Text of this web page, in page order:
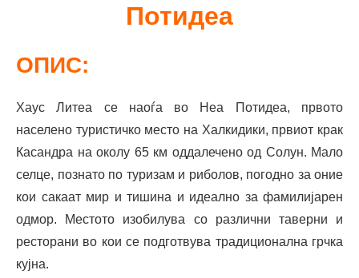
Потидеа
ОПИС:
Хаус Литеа се наоѓа во Неа Потидеа, првото
населено туристичко место на Халкидики, првиот крак
Касандра на околу 65 км оддалечено од Солун. Мало
селце, познато по туризам и риболов, погодно за оние
кои сакаат мир и тишина и идеално за фамилијарен
одмор. Местото изобилува со различни таверни и
ресторани во кои се подготвува традиционална грчка
кујна.